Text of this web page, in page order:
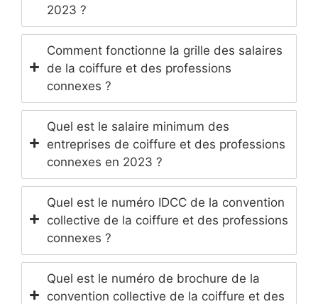
2023 ?
Comment fonctionne la grille des salaires
de la coiffure et des professions
connexes ?
Quel est le salaire minimum des
entreprises de coiffure et des professions
connexes en 2023 ?
Quel est le numéro IDCC de la convention
collective de la coiffure et des professions
connexes ?
Quel est le numéro de brochure de la
convention collective de la coiffure et des